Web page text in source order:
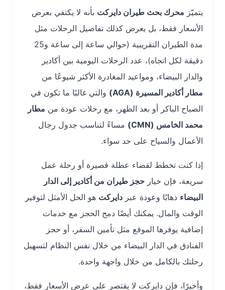
محرك بحث طيران دايركتبأنه لا يكتفي بعرض
الأسعار فقط، بل يعرض كذلك تفاصيل الرحلات مثل
مدة الطيران التقريبية (حوالي ساعة إلى ساعة و25
دقيقة لكل اتجاه)، عدد الرحلات اليومية بين أكادير
والدار البيضاء، ومواعيد المغادرة الأكثر شيوعًا من
مطار أكادير المسيرة (AGA)
والتي غالبًا ما تكون في
الصباح الباكر أو بعد الظهر، مع رحلات عودة منمطار
محمد الخامس (CMN)
مساءً لتناسب جدول رجال
الأعمال والسياح على حد سواء.
إذا كنت تخطط لقضاء عطلة قصيرة أو رحلة عمل
سريعة، فإن خيارحجز طيران من أكادير إلى الدار
البيضاءذهابًا وعودة عبردايركتهو الحل الأمثل لتوفير
الوقت والمال. يمكنك أيضًا دمج الحجز مع خدمات
إضافية يوفرها الموقع مثل تأمين السفر، أو حجز
الفنادق في الدار البيضاء من خلال نفس النظام لتسهيل
رحلتك بالكامل من خلال واجهة واحدة.
وأخيرًا، فإن دايركت لا يقتصر على عرض الأسعار فقط،